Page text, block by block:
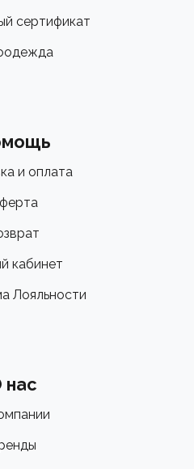
сертификат
и оплата
кабинет
Лояльности
нас